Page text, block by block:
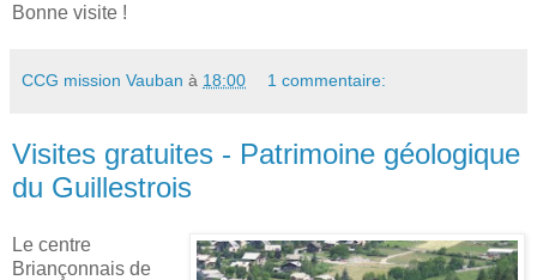
Bonne visite !
CCG mission Vauban à 18:00 1 commentaire:
Visites gratuites - Patrimoine géologique
du Guillestrois
Le centre
Briançonnais de